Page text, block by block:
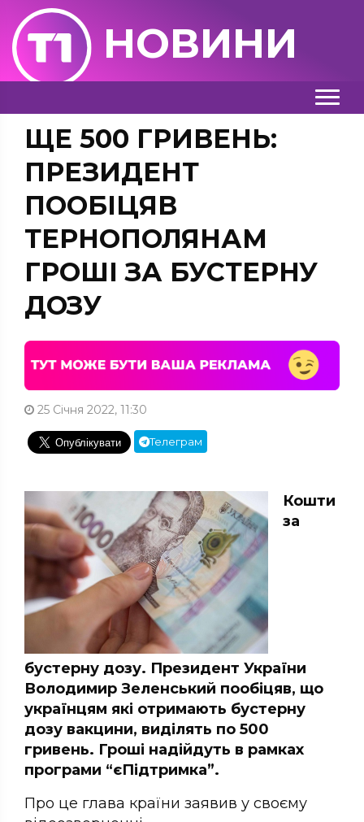
НОВИНИ
ЩЕ 500 ГРИВЕНЬ:
ПРЕЗИДЕНТ
ПООБІЦЯВ
ТЕРНОПОЛЯНАМ
ГРОШІ ЗА БУСТЕРНУ
ДОЗУ
25 Січня 2022, 11:30
Телеграм
Кошти
за
бустерну дозу. Президент України
Володимир Зеленський пообіцяв, що
українцям які отримають бустерну
дозу вакцини, виділять по 500
гривень. Гроші надійдуть в рамках
програми “єПідтримка”.
Про це глава країни заявив у своєму